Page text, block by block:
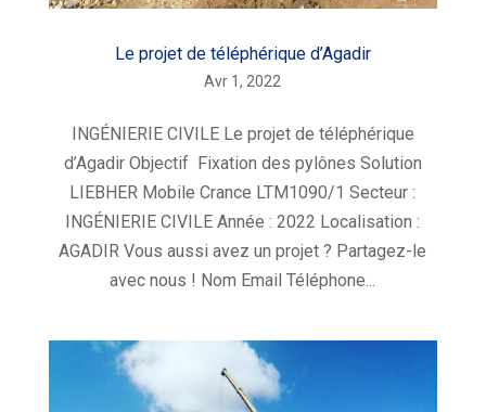
Le projet de téléphérique d’Agadir
Avr 1, 2022
INGÉNIERIE CIVILE Le projet de téléphérique
d’Agadir Objectif Fixation des pylônes Solution
LIEBHER Mobile Crance LTM1090/1 Secteur :
INGÉNIERIE CIVILE Année : 2022 Localisation :
AGADIR Vous aussi avez un projet ? Partagez-le
avec nous ! Nom Email Téléphone...